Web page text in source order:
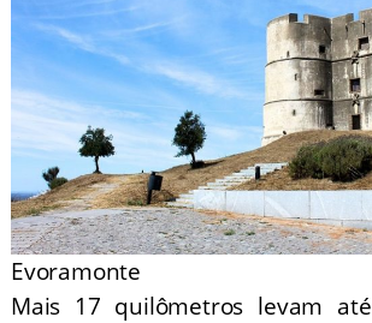
Evoramonte
Mais 17 quilômetros levam até